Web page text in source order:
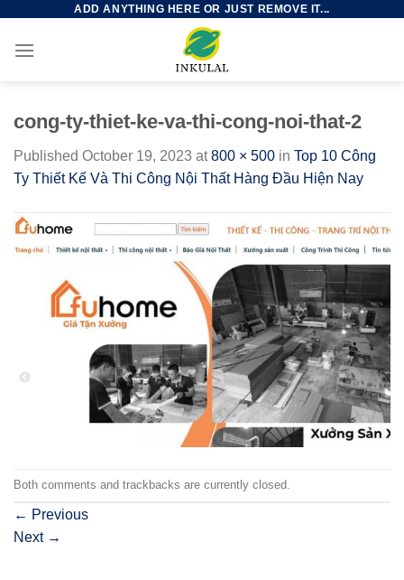
content
ADD ANYTHING HERE OR JUST REMOVE IT...
cong-ty-thiet-ke-va-thi-cong-noi-that-2
Published October 19, 2023 at800 × 500 in Top 10 Công
Ty Thiết Kế Và Thi Công Nội Thất Hàng Đầu Hiện Nay
Both comments and trackbacks are currently closed.
← Previous
Next →